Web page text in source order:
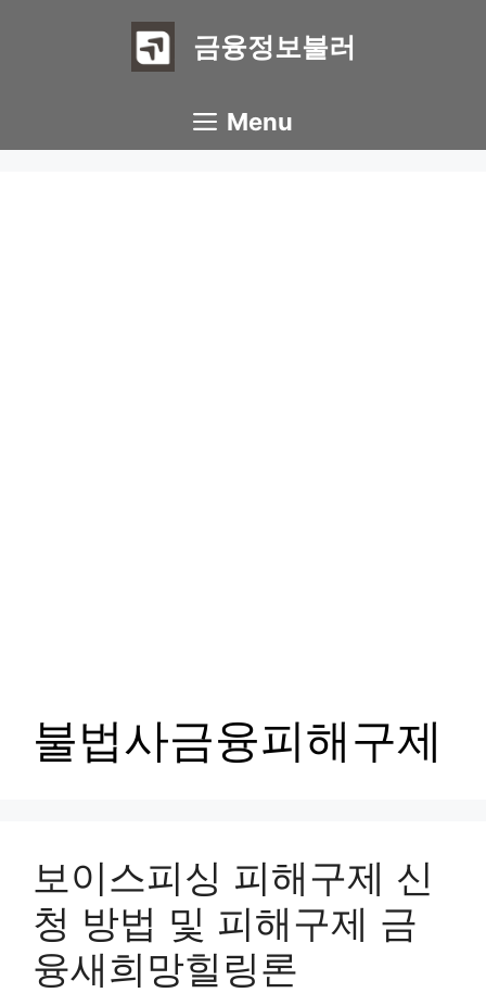
금융정보불러
Menu
불법사금융피해구제
보이스피싱 피해구제 신
청 방법 및 피해구제 금
융새희망힐링론